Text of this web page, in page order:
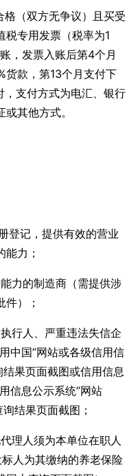
（双方无争议）且买受
税专用发票（税率为1
，发票入账后第4个月
货款，第13个月支付下
，支付方式为电汇、银行
其他方式。
登记，提供有效的营业
力；
力的制造商（需提供涉
）；
行人、严重违法失信企
中国”网站或各级信用信
果页面截图或信用信息
信息公示系统”网站
结果页面截图；
理人须为本单位在职人
人为其缴纳的养老保险